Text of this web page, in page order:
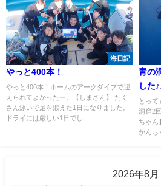
海日記
やっと400本！
やっと400本！ホームのアークダイブで迎
えられてよかったー。【しまさん】 たく
さん泳いで足を鍛えた1日になりました。
ドライには厳しい1日でし...
青の
した
とって
洞窟2
ちゃん
かんち
2026年8月